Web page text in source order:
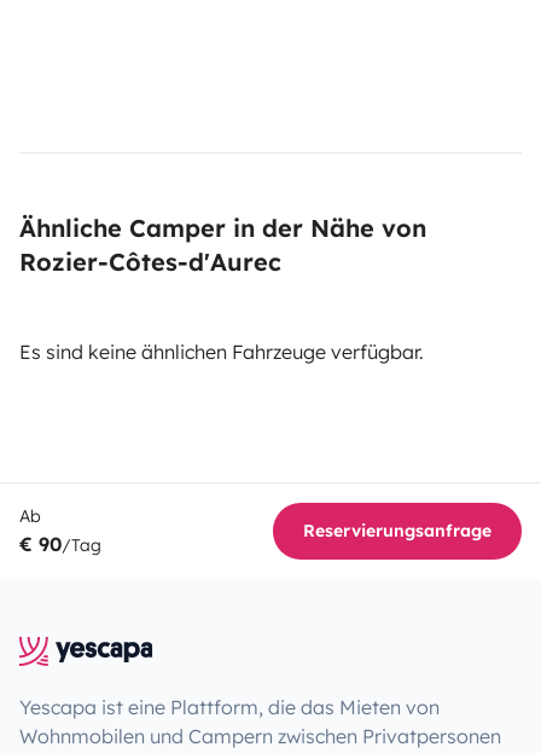
Ähnliche Camper in der Nähe von
Rozier-Côtes-d'Aurec
Es sind keine ähnlichen Fahrzeuge verfügbar.
Ab
€ 90/Tag
Reservierungsanfrage
Yescapa ist eine Plattform, die das Mieten von
Wohnmobilen und Campern zwischen Privatpersonen